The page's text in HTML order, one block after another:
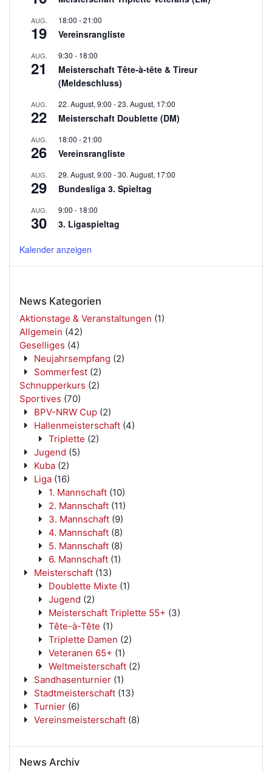
AUG.
19
18:00 -21:00
Vereinsrangliste
AUG.
21
9:30 - 18:00
Meisterschaft Tête-à-tête & Tireur
(Meldeschluss)
AUG.
22
22. August, 9:00 -23. August, 17:00
Meisterschaft Doublette (DM)
AUG.
26
18:00 -21:00
Vereinsrangliste
AUG.
29
29. August, 9:00 -30. August, 17:00
Bundesliga 3. Spieltag
AUG.
30
9:00 - 18:00
3. Ligaspieltag
Kalender anzeigen
News Kategorien
Aktionstage & Veranstaltungen (1)
Allgemein (42)
Geselliges (4)
Neujahrsempfang (2)
Sommerfest (2)
Schnupperkurs (2)
Sportives (70)
BPV-NRW Cup (2)
Hallenmeisterschaft (4)
Triplette (2)
Jugend (5)
Kuba (2)
Liga (16)
1. Mannschaft (10)
2. Mannschaft (11)
3. Mannschaft (9)
4. Mannschaft (8)
5. Mannschaft (8)
6. Mannschaft (1)
Meisterschaft (13)
Doublette Mixte (1)
Jugend (2)
Meisterschaft Triplette 55+ (3)
Tête-à-Tête (1)
Triplette Damen (2)
Veteranen 65+ (1)
Weltmeisterschaft (2)
Sandhasenturnier (1)
Stadtmeisterschaft (13)
Turnier (6)
Vereinsmeisterschaft (8)
News Archiv